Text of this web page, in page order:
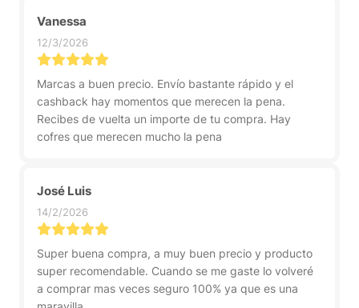
Vanessa
12/3/2026
Marcas a buen precio. Envío bastante rápido y el
cashback hay momentos que merecen la pena.
Recibes de vuelta un importe de tu compra. Hay
cofres que merecen mucho la pena
José Luis
14/2/2026
Super buena compra, a muy buen precio y producto
super recomendable. Cuando se me gaste lo volveré
a comprar mas veces seguro 100% ya que es una